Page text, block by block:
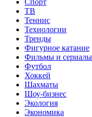
ТВ
Теннис
Технологии
Тренды
Фигурное катание
Фильмы и сериалы
Футбол
Хоккей
Шахматы
Шоу-бизнес
Экология
Экономика